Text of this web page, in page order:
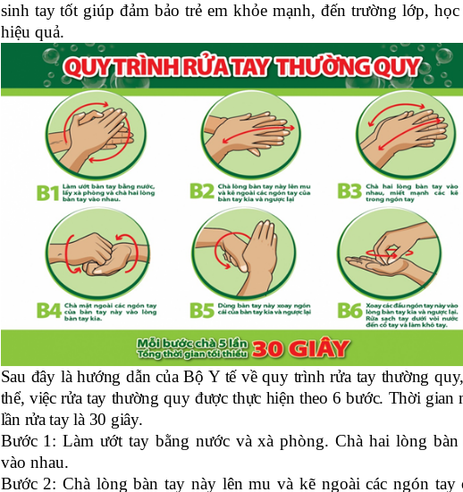
sinh tay tốt giúp đảm bảo trẻ em khỏe mạnh, đến trường lớp, học
hiệu quả.
Sau đây là hướng dẫn của Bộ Y tế về quy trình rửa tay thường
thể, việc rửa tay thường quy được thực hiện theo 6 bước. Thời gian
lần rửa tay là 30 giây.
Bước 1: Làm ướt tay bằng nước và xà phòng. Chà hai lòng bàn
vào nhau.
Bước 2: Chà lòng bàn tay này lên mu và kẽ ngoài các ngón tay